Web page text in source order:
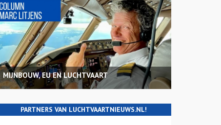
MIJNBOUW, EU EN LUCHTVAART
PARTNERS VAN LUCHTVAARTNIEUWS.NL!